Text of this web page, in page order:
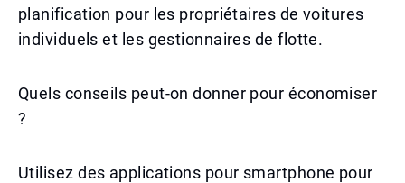
planification pour les propriétaires de voitures
individuels et les gestionnaires de flotte.
Quels conseils peut-on donner pour économiser
?
Utilisez des applications pour smartphone pour